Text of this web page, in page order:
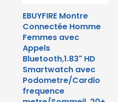
CFA.
EBUYFIRE Montre
Connectée Homme
Femmes avec
Appels
Bluetooth,1.83" HD
Smartwatch avec
Podometre/Cardio
frequence